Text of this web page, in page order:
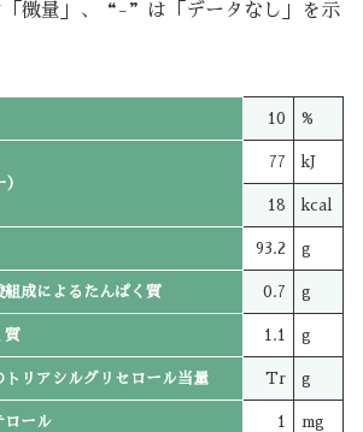
微量」、“-”は「データなし」を示
10 %
77 kJ
18 kcal
93.2 g
組成によるたんぱく質 0.7 g
質 1.1 g
トリアシルグリセロール当量 Tr g
ロール 1 mg